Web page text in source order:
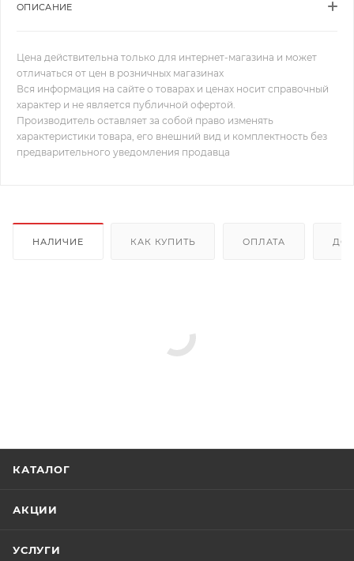
ОПИСАНИЕ
Цена действительна только для интернет-магазина и может
отличаться от цен в розничных магазинах
Вся информация на сайте о товарах и ценах носит справочный
характер и не является публичной офертой.
Производитель оставляет за собой право изменять
характеристики товара, его внешний вид и комплектность без
предварительного уведомления продавца
НАЛИЧИЕ КАК КУПИТЬ ОПЛАТА
КАТАЛОГ
АКЦИИ
УСЛУГИ